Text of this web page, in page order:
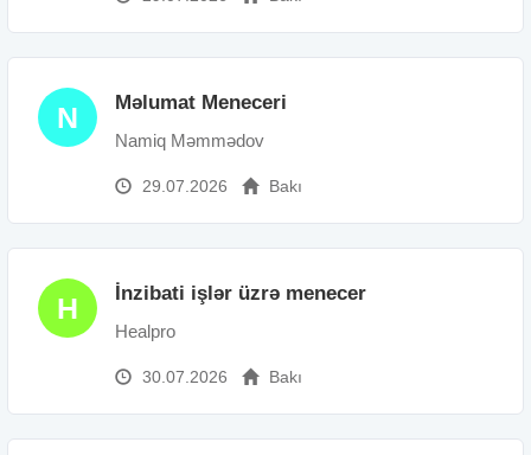
N Məlumat Meneceri
Namiq Məmmədov
29.07.2026 Bakı
H İnzibati işlər üzrə menecer
Healpro
30.07.2026 Bakı